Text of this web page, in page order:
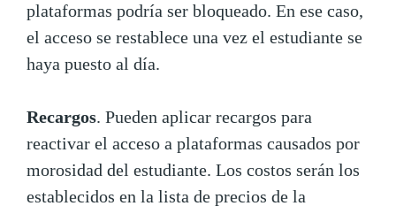
plataformas podría ser bloqueado. En ese caso,
el acceso se restablece una vez el estudiante se
haya puesto al día.
Recargos. Pueden aplicar recargos para
reactivar el acceso a plataformas causados por
morosidad del estudiante. Los costos serán los
establecidos en la lista de precios de la